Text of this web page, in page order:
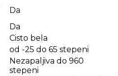
Da
Da
Cisto bela
od -25 do 65 stepeni
Nezapaljiva do 960
stepeni